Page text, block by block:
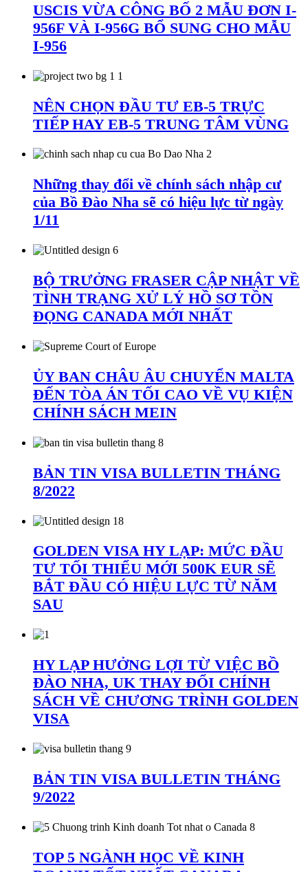
USCIS VỪA CÔNG BỐ 2 MẪU ĐƠN I-
956F VÀ I-956G BỔ SUNG CHO MẪU
I-956
NÊN CHỌN ĐẦU TƯ EB-5 TRỰC
TIẾP HAY EB-5 TRUNG TÂM VÙNG
Những thay đổi về chính sách nhập cư
của Bồ Đào Nha sẽ có hiệu lực từ ngày
1/11
BỘ TRƯỞNG FRASER CẬP NHẬT VỀ
TÌNH TRẠNG XỬ LÝ HỒ SƠ TỒN
ĐỌNG CANADA MỚI NHẤT
ỦY BAN CHÂU ÂU CHUYỂN MALTA
ĐẾN TÒA ÁN TỐI CAO VỀ VỤ KIỆN
CHÍNH SÁCH MEIN
BẢN TIN VISA BULLETIN THÁNG
8/2022
GOLDEN VISA HY LẠP: MỨC ĐẦU
TƯ TỐI THIỂU MỚI 500K EUR SẼ
BẮT ĐẦU CÓ HIỆU LỰC TỪ NĂM
SAU
HY LẠP HƯỞNG LỢI TỪ VIỆC BỒ
ĐÀO NHA, UK THAY ĐỔI CHÍNH
SÁCH VỀ CHƯƠNG TRÌNH GOLDEN
VISA
BẢN TIN VISA BULLETIN THÁNG
9/2022
TOP 5 NGÀNH HỌC VỀ KINH